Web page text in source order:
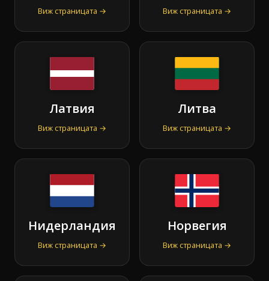
Виж страницата → Виж страницата →
Латвия
Виж страницата →
Литва
Виж страницата →
Нидерландия
Виж страницата →
Норвегия
Виж страницата →